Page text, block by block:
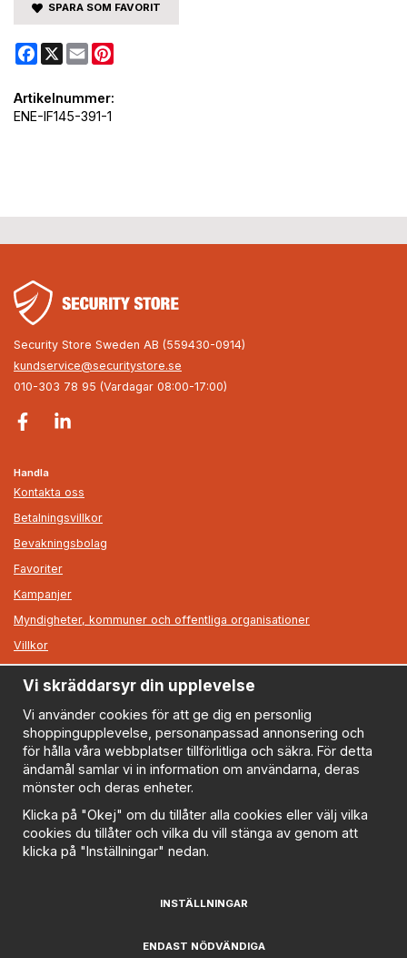
SPARA SOM FAVORIT
Facebook
X Email
Artikelnummer:
ENE-IF145-391-1
Security Store Sweden AB (559430-0914)
kundservice@securitystore.se
010-303 78 95 (Vardagar 08:00-17:00)
Handla
Kontakta oss
Betalningsvillkor
Bevakningsbolag
Favoriter
Kampanjer
Myndigheter, kommuner och offentliga organisationer
Villkor
Information
Om oss
Nyheter
Nyhetsbrev
Logga in
Om cookies
Cookie inställningar
Policy
Vi skräddarsyr din upplevelse
Vi använder cookies för att ge dig en personlig
shoppingupplevelse, personanpassad annonsering och
för hålla våra webbplatser tillförlitliga och säkra. För detta
ändamål samlar vi in information om användarna, deras
mönster och deras enheter.
Klicka på "Okej" om du tillåter alla cookies eller välj vilka
cookies du tillåter och vilka du vill stänga av genom att
klicka på "Inställningar" nedan.
INSTÄLLNINGAR
ENDAST NÖDVÄNDIGA